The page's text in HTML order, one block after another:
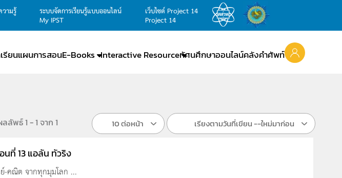
ามรู้
ระบบจัดการเรียนรู้แบบออนไลน์
My IPST
เว็บไซต์ Project 14
Project 14
รียนแผนการสอนE-Books Interactive Resourceทัศนศึกษาออนไลน์คลังคำศัพท์
ลลัพธ์ 1 - 1 จาก 1 10 ต่อหน้า เรียงตามวันที่เขียน --ใหม่มาก่อน
ที่ 13 แอลัน ทัวริง
-คณิต จากทุกมุมโลก ...